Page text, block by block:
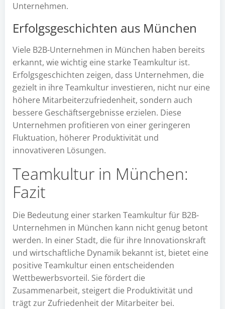
Unternehmen.
Erfolgsgeschichten aus München
Viele B2B-Unternehmen in München haben bereits
erkannt, wie wichtig eine starke Teamkultur ist.
Erfolgsgeschichten zeigen, dass Unternehmen, die
gezielt in ihre Teamkultur investieren, nicht nur eine
höhere Mitarbeiterzufriedenheit, sondern auch
bessere Geschäftsergebnisse erzielen. Diese
Unternehmen profitieren von einer geringeren
Fluktuation, höherer Produktivität und
innovativeren Lösungen.
Teamkultur in München:
Fazit
Die Bedeutung einer starken Teamkultur für B2B-
Unternehmen in München kann nicht genug betont
werden. In einer Stadt, die für ihre Innovationskraft
und wirtschaftliche Dynamik bekannt ist, bietet eine
positive Teamkultur einen entscheidenden
Wettbewerbsvorteil. Sie fördert die
Zusammenarbeit, steigert die Produktivität und
trägt zur Zufriedenheit der Mitarbeiter bei.